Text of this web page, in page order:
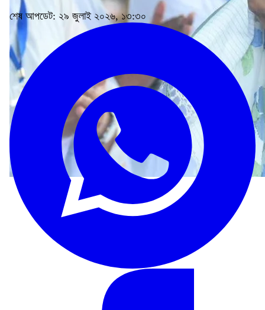
শেষ আপডেট: ২৯ জুলাই ২০২৬, ১৩:৩০